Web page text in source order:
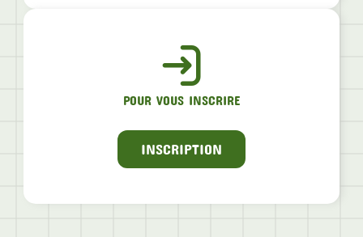
POUR VOUS INSCRIRE
INSCRIPTION